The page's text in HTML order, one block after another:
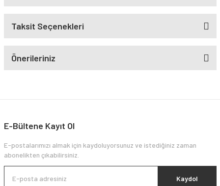
Taksit Seçenekleri
Önerileriniz
E-Bültene Kayıt Ol
E-postalarımızı almak için kaydoluyorsunuz ve istediğiniz zaman
abonelikten çıkabilirsiniz.
Kaydol